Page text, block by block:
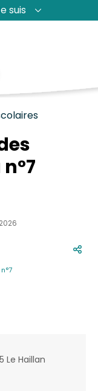
suis
Le Haillan